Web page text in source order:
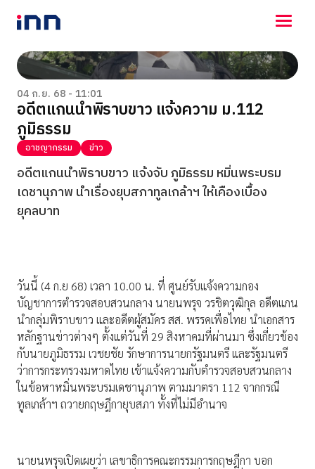
NEWS
ENTERTAINMENT
LIFESTYLE
HOROSCOPE
LOTTERY
VIDEO
ร่วมด้วยช่วยกัน
04 ก.ย. 68 - 11:01
อดีตแกนนำพิราบขาว แจ้งความ ม.112
ภูมิธรรม
อาชญากรรม ข่าว
อดีตแกนนำพิราบขาว แจ้งจับ ภูมิธรรม หมิ่นพระบรม
เดชานุภาพ นำเรื่องยุบสภาทูลเกล้าฯ ให้เคืองเบื้อง
ยุคลบาท
วันนี้ (4 ก.ย 68) เวลา 10.00 น. ที่ ศูนย์รับแจ้งความกอง
บัญชาการตำรวจสอบสวนกลาง นายนพรุจ วรชิตวุฒิกุล อดีตแกน
นำกลุ่มพิราบขาว และอดีตผู้สมัคร สส. พรรคเพื่อไทย นำเอกสาร
หลักฐานข่าวต่างๆ ตั้งแต่วันที่ 29 สิงหาคมที่ผ่านมา ซึ่งเกี่ยวข้อง
กับนายภูมิธรรม เวชยชัย รักษาการนายกรัฐมนตรี และรัฐมนตรี
ว่าการกระทรวงมหาดไทย เข้าแจ้งความกับตำรวจสอบสวนกลาง
ในข้อหาหมิ่นพระบรมเดชานุภาพ ตามมาตรา 112 จากกรณี
ทูลเกล้าฯ ถวายกฤษฎีกายุบสภา ทั้งที่ไม่มีอำนาจ
นายนพรุจเปิดเผยว่า เลขาธิการคณะกรรมการกฤษฎีกา บอก